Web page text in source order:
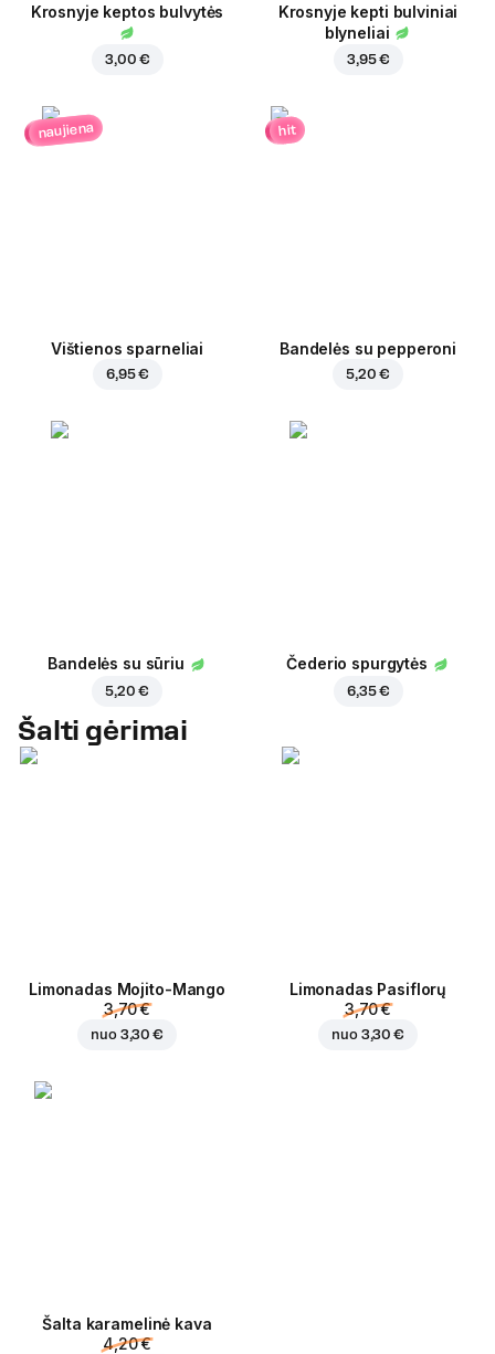
Krosnyje keptos bulvytės
3,00 €
Krosnyje kepti bulviniai
blyneliai
3,95 €
naujiena
Vištienos sparneliai
6,95 €
hit
Bandelės su pepperoni
5,20 €
Bandelės su sūriu
5,20 €
Čederio spurgytės
6,35 €
Šalti gėrimai
Limonadas Mojito-Mango
3,70 €
nuo 3,30 €
Limonadas Pasiflorų
3,70 €
nuo 3,30 €
Šalta karamelinė kava
4,20 €